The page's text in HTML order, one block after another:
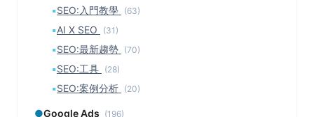
▪SEO:入門教學 (63)
▪AI X SEO (31)
▪SEO:最新趨勢 (70)
▪SEO:工具 (28)
▪SEO:案例分析 (20)
●Google Ads (196)